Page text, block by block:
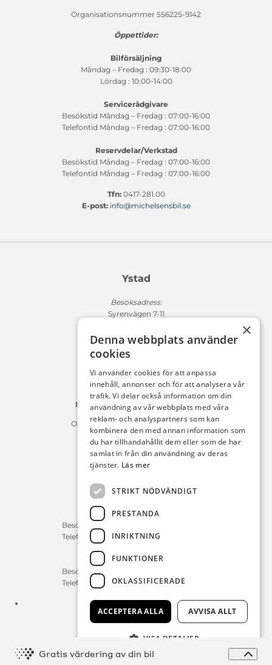
Organisationsnummer 556225-9142
Öppettider:
Bilförsäljning
Måndag – Fredag : 09:30-18:00
Lördag : 10:00-14:00
Servicerådgivare
Besökstid Måndag – Fredag : 07:00-16:00
Telefontid Måndag – Fredag : 07:00-16:00
Reservdelar/Verkstad
Besökstid Måndag – Fredag : 07:00-16:00
Telefontid Måndag – Fredag : 07:00-16:00
Tfn:0417-281 00
E-post: info@michelsensbil.se
Ystad
Besöksadress:
Syrenvägen 7-11
Fakturaadress:
Michelsens Bil AB /ePP
Fack 110684
10654 Stockholm
Fakturan måste innehålla referensnummer!
Organisationsnummer 556225-9142
Öppettider:
Bilförsäljning
Lördag : 10:00-14:00
Servicerådgivare
Besökstid Måndag – Fredag : 07:00-16:00
Telefontid Måndag – Fredag : 07:00-16:00
Reservdelar/Verkstad
Besökstid Måndag – Fredag : 07:00-16:00
Telefontid Måndag – Fredag : 07:00-16:00
0411-297 70
E-post: info@michelsensbil.se
© Copyright 2026 Michelsens Bil, alla rättigheter reserverade.
Gratis värdering av din bil
×
Denna webbplats använder
cookies
Vi använder cookies för att anpassa
innehåll, annonser och för att analysera vår
trafik. Vi delar också information om din
användning av vår webbplats med våra
reklam- och analyspartners som kan
kombinera den med annan information som
du har tillhandahållit dem eller som de har
samlat in från din användning av deras
tjänster. Läs mer
STRIKT NÖDVÄNDIGT
PRESTANDA
INRIKTNING
FUNKTIONER
OKLASSIFICERADE
ACCEPTERA ALLA AVVISA ALLT
VISA DETALJER